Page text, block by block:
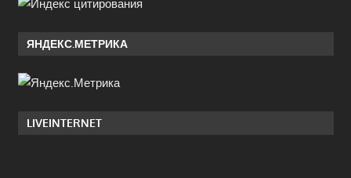
ЯНДЕКС.МЕТРИКА
LIVEINTERNET